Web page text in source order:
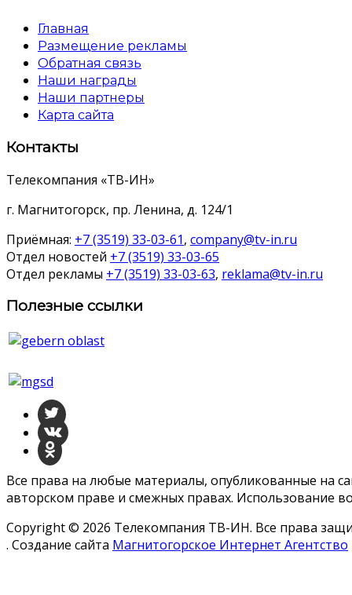
Главная
Размещение рекламы
Обратная связь
Наши награды
Наши партнеры
Карта сайта
Контакты
Телекомпания «ТВ-ИН»
г. Магнитогорск, пр. Ленина, д. 124/1
Приёмная: +7 (3519) 33-03-61, company@tv-in.ru
Отдел новостей +7 (3519) 33-03-65
Отдел рекламы +7 (3519) 33-03-63, reklama@tv-in.ru
Полезные ссылки
Все права на любые материалы, опубликованные на
авторском праве и смежных правах. Использование
Copyright © 2026 Телекомпания ТВ-ИН. Все права
. Создание сайта Магнитогорское Интернет Агентство